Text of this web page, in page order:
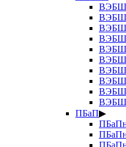
ПБаП▶